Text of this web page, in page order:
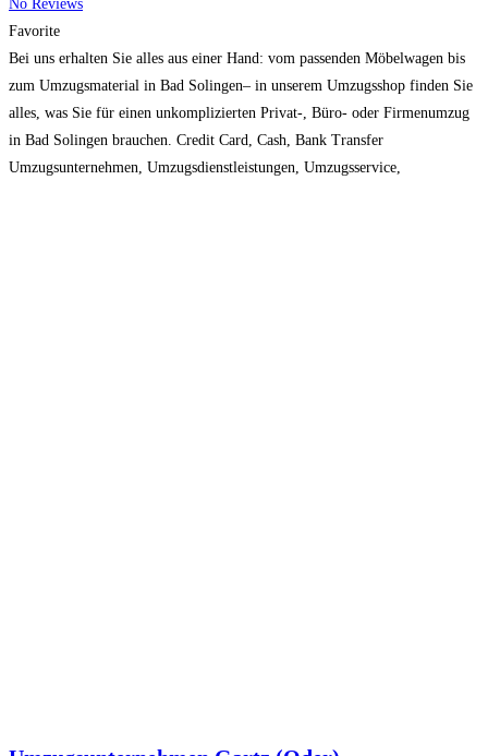
No Reviews
Favorite
Bei uns erhalten Sie alles aus einer Hand: vom passenden Möbelwagen bis
zum Umzugsmaterial in Bad Solingen– in unserem Umzugsshop finden Sie
alles, was Sie für einen unkomplizierten Privat-, Büro- oder Firmenumzug
in Bad Solingen brauchen. Credit Card, Cash, Bank Transfer
Umzugsunternehmen, Umzugsdienstleistungen, Umzugsservice,